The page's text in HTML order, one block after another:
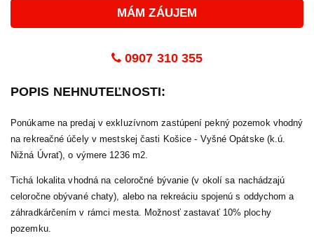
MÁM ZÁUJEM
0907 310 355
POPIS NEHNUTEĽNOSTI:
Ponúkame na predaj v exkluzívnom zastúpení pekný pozemok vhodný
na rekreačné účely v mestskej časti Košice - Vyšné Opátske (k.ú.
Nižná Úvrať), o výmere 1236 m2.
Tichá lokalita vhodná na celoročné bývanie (v okolí sa nachádzajú
celoročne obývané chaty), alebo na rekreáciu spojenú s oddychom a
záhradkárčením v rámci mesta. Možnosť zastavať 10% plochy
pozemku.